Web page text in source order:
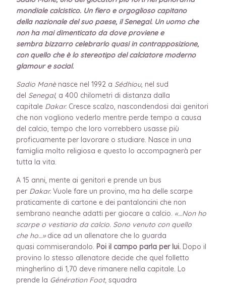
mondiale calcistico. Un fiero e orgoglioso capitano
della nazionale del suo paese, il Senegal. Un uomo che
non ha mai dimenticato da dove proviene e
sembra bizzarro celebrarlo quasi in contrapposizione,
con quello che è lo stereotipo del calciatore moderno
glamour e social.
Sadio Manènasce nel 1992 a Sédhiou, nel sud
del Senegal, a 400 chilometri di distanza dalla
capitale Dakar. Cresce scalzo, nascondendosi dai genitori
che non vogliono vederlo mentre perde tempo a causa
del calcio, tempo che loro vorrebbero usasse più
proficuamente per lavorare o studiare. Nasce in una
famiglia molto religiosa e questo lo accompagnerà per
tutta la vita.
A 15 anni, mente ai genitori e prende un bus
per Dakar. Vuole fare un provino, ma ha delle scarpe
praticamente di cartone e dei pantaloncini che non
sembrano neanche adatti per giocare a calcio. «…Non ho
scarpe o vestiario da calcio. Sono venuto con quello
che ho…»dice ad un allenatore che lo guarda
quasi commiserandolo. Poi il campo parla per lui. Dopo il
provino lo stesso allenatore decide che quel folletto
mingherlino di 1,70 deve rimanere nella capitale. Lo
prende la Génération Foot, squadra